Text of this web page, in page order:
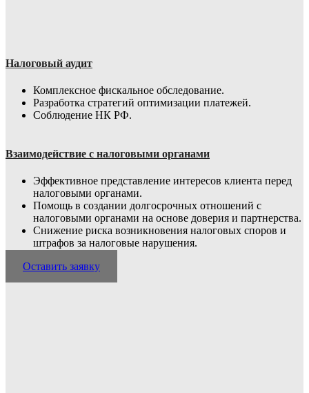
Налоговый аудит
Комплексное фискальное обследование.
Разработка стратегий оптимизации платежей.
Соблюдение НК РФ.
Взаимодействие с налоговыми органами
Эффективное представление интересов клиента перед
налоговыми органами.
Помощь в создании долгосрочных отношений с
налоговыми органами на основе доверия и партнерства.
Снижение риска возникновения налоговых споров и
штрафов за налоговые нарушения.
Оставить заявку